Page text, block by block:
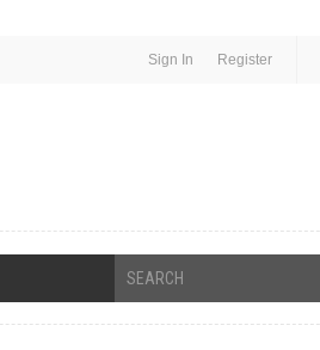
Sign In Register